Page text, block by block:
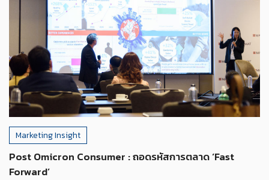
Marketing Insight
Post Omicron Consumer : ถอดรหัสการตลาด ‘Fast
Forward’